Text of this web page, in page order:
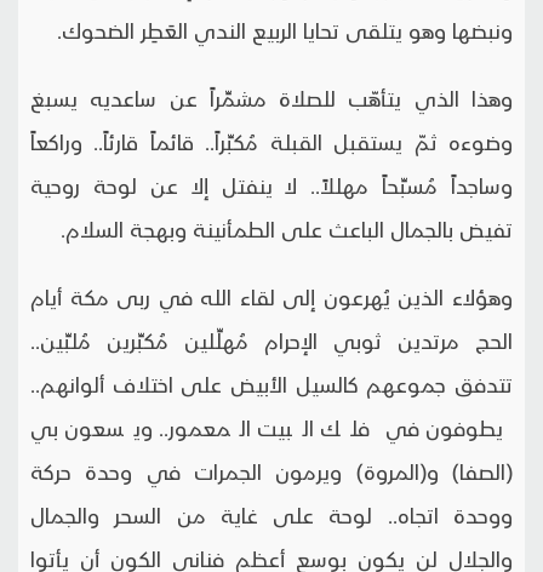
ونبضها وهو يتلقى تحايا الربيع الندي العَطِر الضحوك.
وهذا الذي يتأهّب للصلاة مشمِّراً عن ساعديه يسبغ
وضوءه ثمّ يستقبل القبلة مُكبِّراً.. قائماً قارئاً.. وراكعاً
وساجداً مُسبِّحاً مهللاً.. لا ينفتل إلا عن لوحة روحية
تفيض بالجمال الباعث على الطمأنينة وبهجة السلام.
وهؤلاء الذين يُهرعون إلى لقاء الله في ربى مكة أيام
الحج مرتدين ثوبي الإحرام مُهلِّلين مُكبِّرين مُلبِّين..
تتدفق جموعهم كالسيل الأبيض على اختلاف ألوانهم..
يطوفون في فلك البيت المعمور.. ويسعون بي
(الصفا) و(المروة) ويرمون الجمرات في وحدة حركة
ووحدة اتجاه.. لوحة على غاية من السحر والجمال
والجلال لن يكون بوسع أعظم فناني الكون أن يأتوا